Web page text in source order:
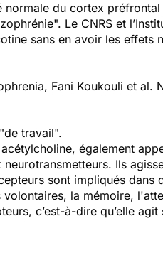
normale du cortex
". Le CNRS et
sans en avoir les effets
Fani Koukouli et al.
travail".
également
Ils
sont impliqués dans
la mémoire,
c’est-à-dire qu’elle agit